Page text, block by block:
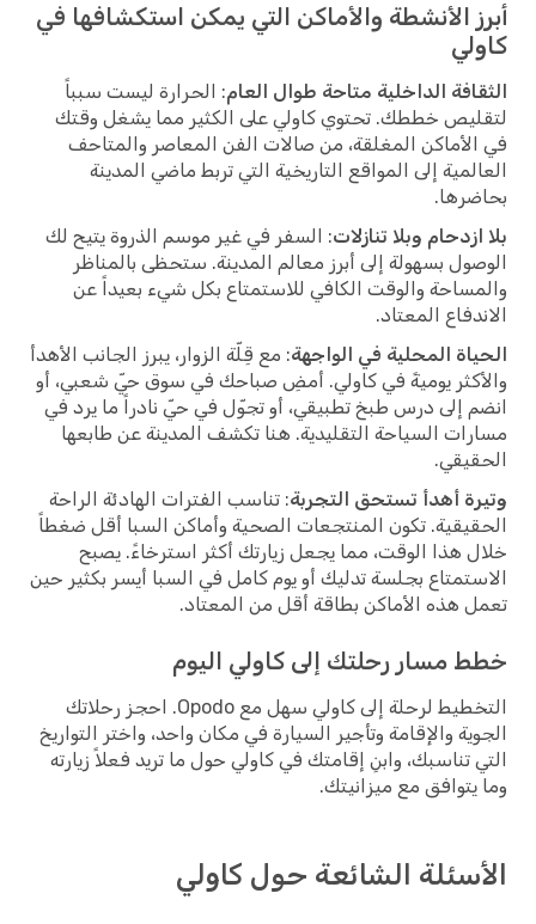
أبرز الأنشطة والأماكن التي يمكن استكشافها في
كاولي
الثقافة الداخلية متاحة طوال العام: الحرارة ليست سبباً
لتقليص خططك. تحتوي كاولي على الكثير مما يشغل وقتك
في الأماكن المغلقة، من صالات الفن المعاصر والمتاحف
العالمية إلى المواقع التاريخية التي تربط ماضي المدينة
بحاضرها.
بلا ازدحام وبلا تنازلات: السفر في غير موسم الذروة يتيح لك
الوصول بسهولة إلى أبرز معالم المدينة. ستحظى بالمناظر
والمساحة والوقت الكافي للاستمتاع بكل شيء بعيداً عن
الاندفاع المعتاد.
الحياة المحلية في الواجهة: مع قِلّة الزوار، يبرز الجانب الأهدأ
والأكثر يوميةً في كاولي. أمضِ صباحك في سوق حيّ شعبي، أو
انضم إلى درس طبخ تطبيقي، أو تجوّل في حيّ نادراً ما يرد في
مسارات السياحة التقليدية. هنا تكشف المدينة عن طابعها
الحقيقي.
وتيرة أهدأ تستحق التجربة: تناسب الفترات الهادئة الراحة
الحقيقية. تكون المنتجعات الصحية وأماكن السبا أقل ضغطاً
خلال هذا الوقت، مما يجعل زيارتك أكثر استرخاءً. يصبح
الاستمتاع بجلسة تدليك أو يوم كامل في السبا أيسر بكثير حين
تعمل هذه الأماكن بطاقة أقل من المعتاد.
خطط مسار رحلتك إلى كاولي اليوم
التخطيط لرحلة إلى كاولي سهل مع Opodo. احجز رحلاتك
الجوية والإقامة وتأجير السيارة في مكان واحد، واختر التواريخ
التي تناسبك، وابنِ إقامتك في كاولي حول ما تريد فعلاً زيارته
وما يتوافق مع ميزانيتك.
الأسئلة الشائعة حول كاولي